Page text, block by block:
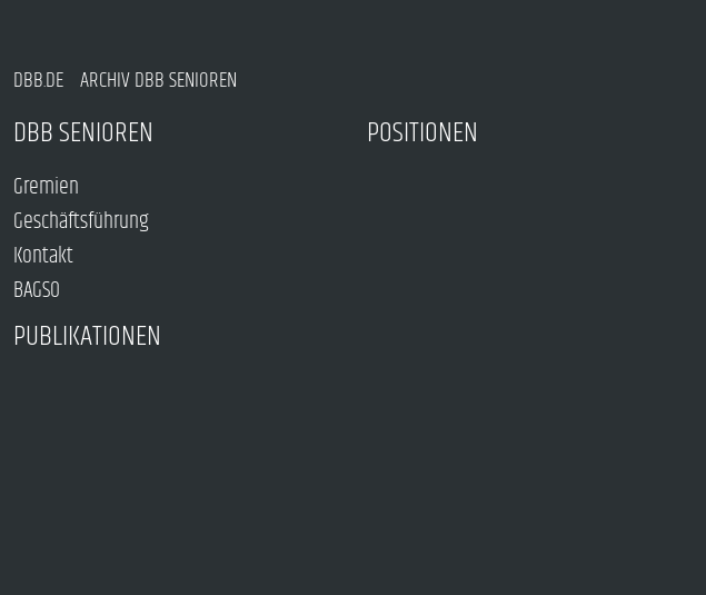
DBB.DE ARCHIV DBB SENIOREN
DBB SENIOREN
Gremien
Geschäftsführung
Kontakt
BAGSO
POSITIONEN
PUBLIKATIONEN